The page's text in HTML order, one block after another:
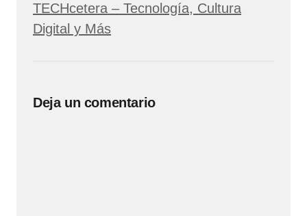
TECHcetera – Tecnología, Cultura
Digital y Más
Deja un comentario